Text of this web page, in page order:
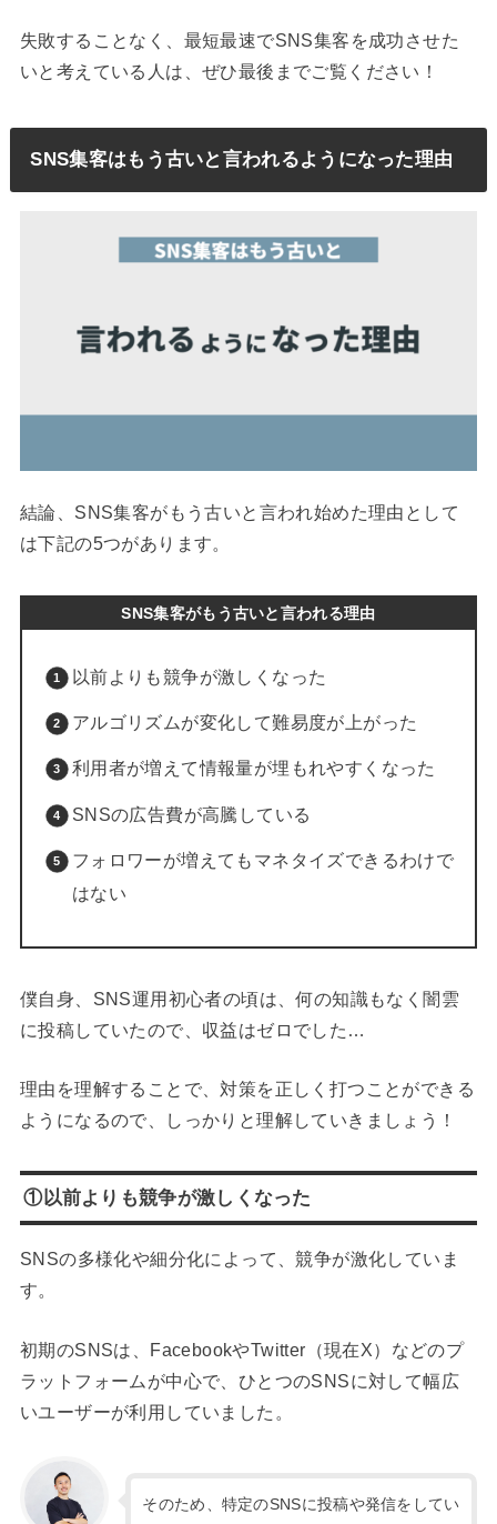
失敗することなく、最短最速でSNS集客を成功させた
いと考えている人は、ぜひ最後までご覧ください！
SNS集客はもう古いと言われるようになった理由
結論、SNS集客がもう古いと言われ始めた理由として
は下記の5つがあります。
SNS集客がもう古いと言われる理由
以前よりも競争が激しくなった
アルゴリズムが変化して難易度が上がった
利用者が増えて情報量が埋もれやすくなった
SNSの広告費が高騰している
フォロワーが増えてもマネタイズできるわけで
はない
僕自身、SNS運用初心者の頃は、何の知識もなく闇雲
に投稿していたので、収益はゼロでした…
理由を理解することで、対策を正しく打つことができる
ようになるので、しっかりと理解していきましょう！
①以前よりも競争が激しくなった
SNSの多様化や細分化によって、競争が激化していま
す。
初期のSNSは、FacebookやTwitter（現在X）などのプ
ラットフォームが中心で、ひとつのSNSに対して幅広
いユーザーが利用していました。
そのため、特定のSNSに投稿や発信をしてい